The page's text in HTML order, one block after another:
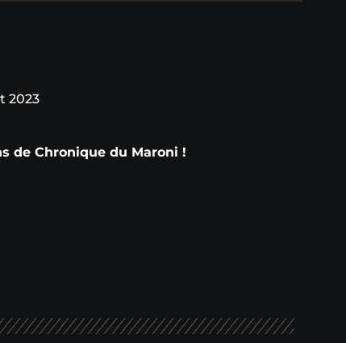
2023
de Chronique du Maroni !